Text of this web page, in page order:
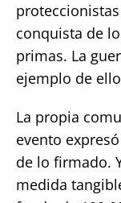
conquista de
primas. La
ejemplo de
La propia
evento
de lo firmado.
medida